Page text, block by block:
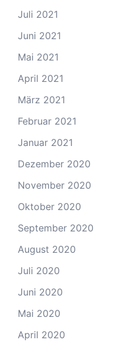
Juli 2021
Juni 2021
Mai 2021
April 2021
März 2021
Februar 2021
Januar 2021
Dezember 2020
November 2020
Oktober 2020
September 2020
August 2020
Juli 2020
Juni 2020
Mai 2020
April 2020